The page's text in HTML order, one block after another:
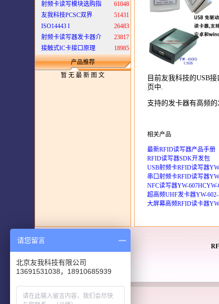
射频卡读写模块选购指
61048
友我科技PCSC双界
51431
ISO14443 I
26483
射频卡读写器发卡器介
23817
接触式IC卡接口原理
18985
产品推荐
暂 无 最 新 图 文
目前友我科技的USB
页中.
支持的发卡器有高频的
相关产品
最新RFID读写器产品手册
RFID读写器SDK开发包
USB射频卡RFID读写器
串口射频卡RFID读写器
NFC读写器YW-607HCYW-
超高频UHF发卡器YW-
大屏幕高频RFID读卡器
请您留言
北京友我科技有限公司
13691531038，18910685939